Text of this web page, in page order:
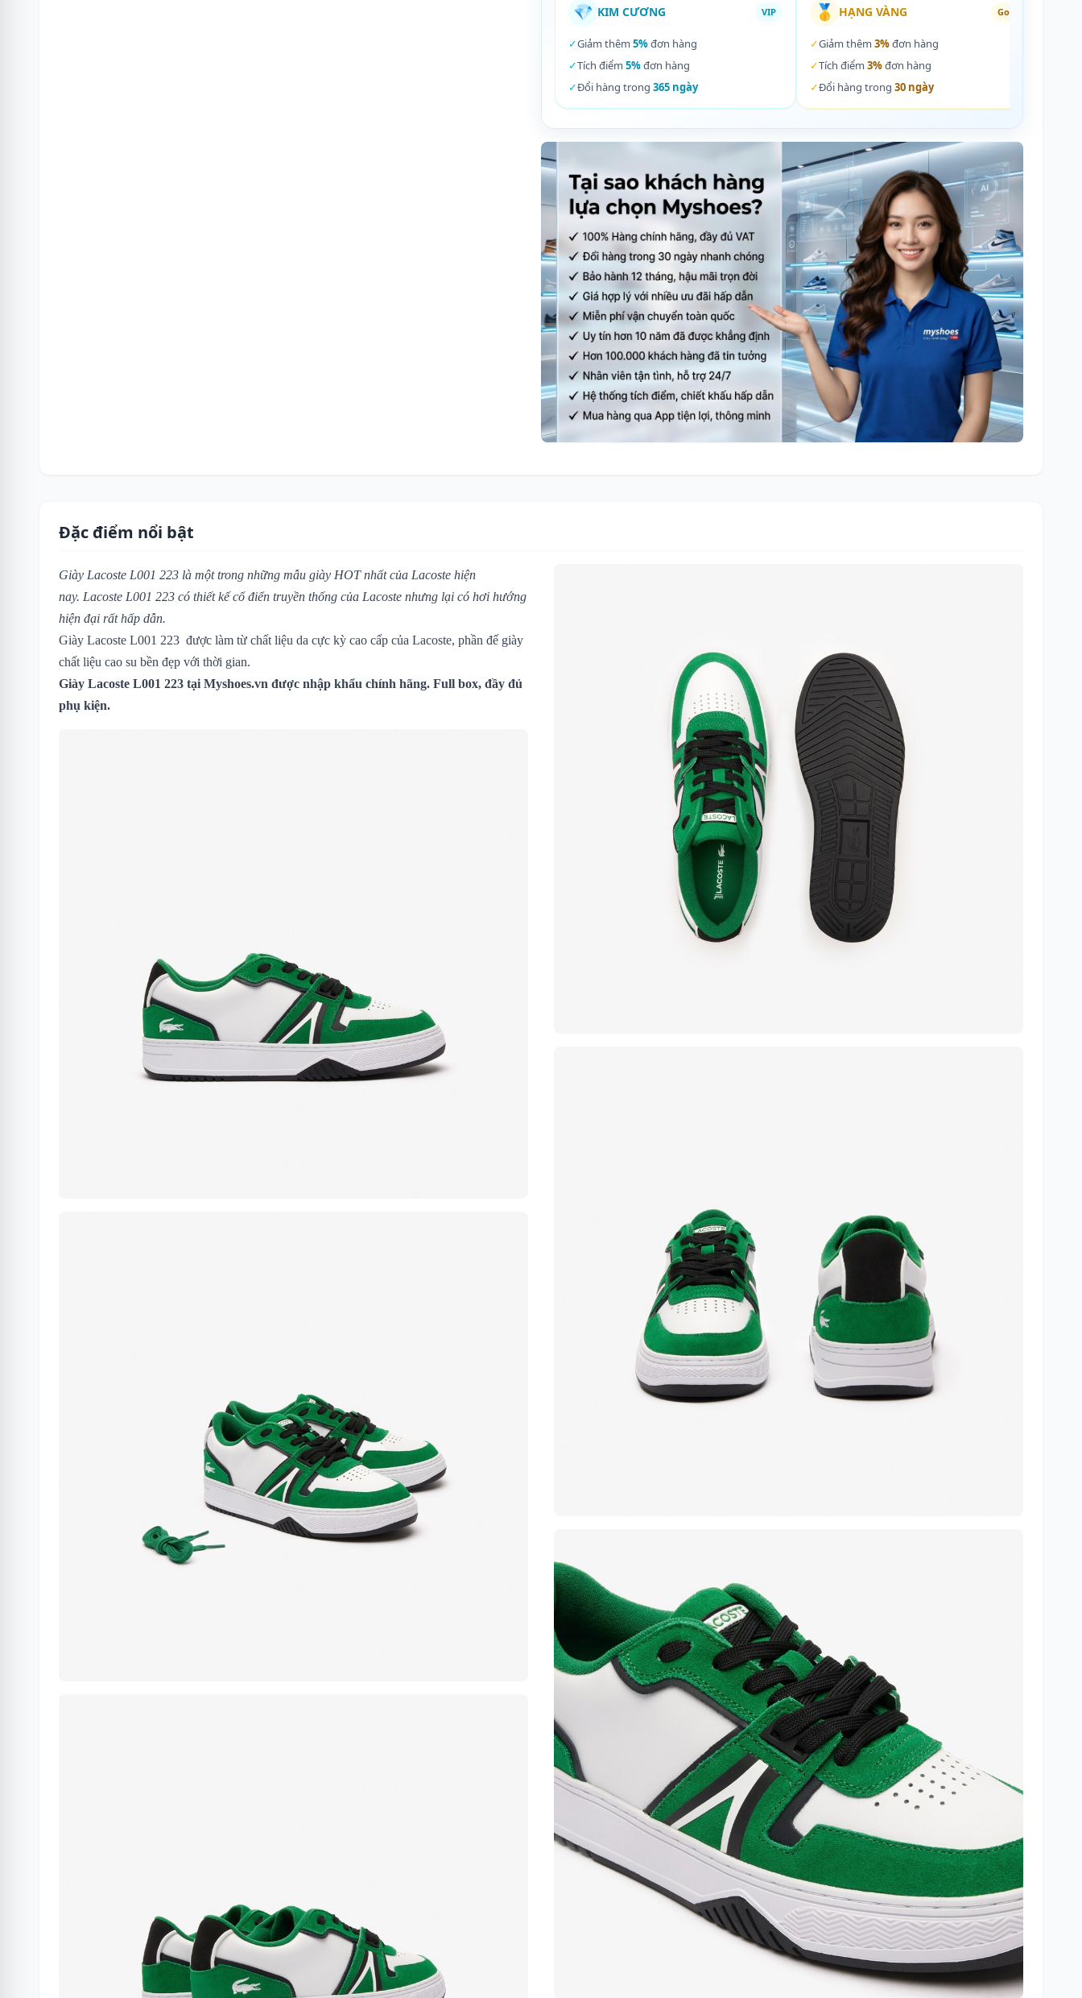
💎 KIM CƯƠNG VIP
✓Giảm thêm 5%đơn hàng
✓Tích điểm 5%đơn hàng
✓Đổi hàng trong 365 ngày
🥇 HẠNG VÀNG Gold
✓Giảm thêm 3%đơn hàng
✓Tích điểm 3%đơn hàng
✓Đổi hàng trong 30 ngày
Đặc điểm nổi bật
Giày Lacoste L001 223 là một trong những mẫu giày HOT nhất của Lacoste hiện
nay. Lacoste L001 223 có thiết kế cổ điển truyền thống của Lacoste nhưng lại có hơi hướng
hiện đại rất hấp dẫn.
Giày Lacoste L001 223 được làm từ chất liệu da cực kỳ cao cấp của Lacoste, phần đế giày
chất liệu cao su bền đẹp với thời gian.
Giày Lacoste L001 223 tại Myshoes.vn được nhập khẩu chính hãng. Full box, đầy đủ
phụ kiện.